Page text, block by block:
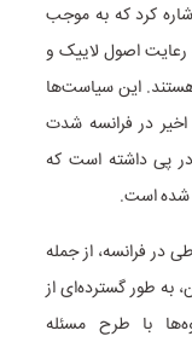
کرد که به موجب
اصول لاییک و
این سیاست‌ها
در فرانسه شدت
در پی داشته است که
شده است.
در فرانسه، از جمله
به طور گسترده‌ای از
با طرح مسئله